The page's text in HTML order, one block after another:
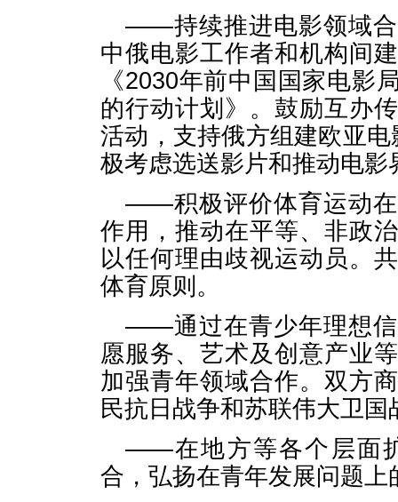
——持续推进电影领域合
中俄电影工作者和机构间
《2030年前中国国家电影
的行动计划》。鼓励互办
活动，支持俄方组建欧亚电
极考虑选送影片和推动电
——积极评价体育运动在
作用，推动在平等、非政
以任何理由歧视运动员。
体育原则。
——通过在青少年理想信
愿服务、艺术及创意产业
加强青年领域合作。双方
民抗日战争和苏联伟大卫
——在地方等各个层面
合，弘扬在青年发展问题上